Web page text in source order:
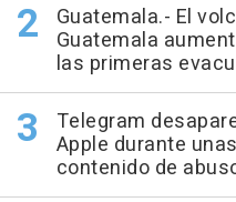
Guatemala.- El
Guatemala
las primeras
Telegram
Apple durante
contenido de